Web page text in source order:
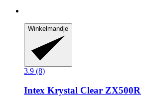
Winkelmandje
3.9 (8)
Intex Krystal Clear